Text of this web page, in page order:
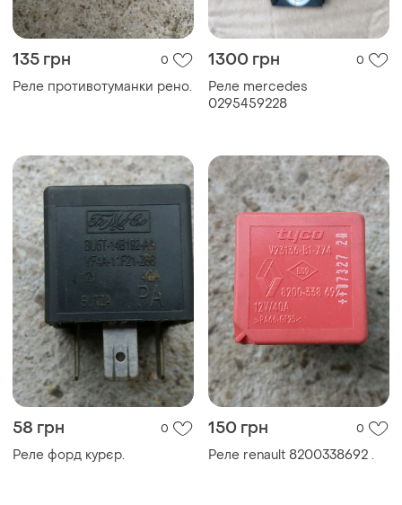
135 грн 0
Реле противотуманки рено.
1300 грн 0
Реле mercedes
0295459228
58 грн 0
Реле форд курєр.
150 грн 0
Реле renault 8200338692 .